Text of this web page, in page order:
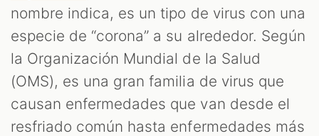
nombre indica, es un tipo de virus con una
especie de “corona” a su alrededor. Según
la Organización Mundial de la Salud
(OMS), es una gran familia de virus que
causan enfermedades que van desde el
resfriado común hasta enfermedades más